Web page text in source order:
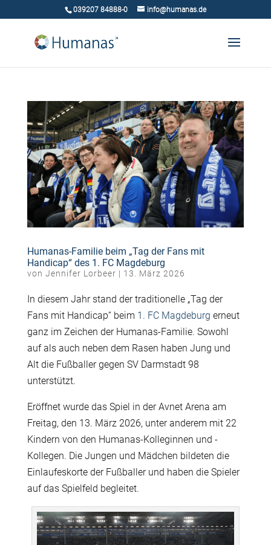
039207 84888-0 info@humanas.de
Humanas-Familie beim „Tag der Fans mit
Handicap“ des 1. FC Magdeburg
von Jennifer Lorbeer | 13. März 2026
In diesem Jahr stand der traditionelle „Tag der
Fans mit Handicap“ beim 1. FC Magdeburg erneut
ganz im Zeichen der Humanas-Familie. Sowohl
auf als auch neben dem Rasen haben Jung und
Alt die Fußballer gegen SV Darmstadt 98
unterstützt.
Eröffnet wurde das Spiel in der Avnet Arena am
Freitag, den 13. März 2026, unter anderem mit 22
Kindern von den Humanas-Kolleginnen und -
Kollegen. Die Jungen und Mädchen bildeten die
Einlaufeskorte der Fußballer und haben die Spieler
auf das Spielfeld begleitet.